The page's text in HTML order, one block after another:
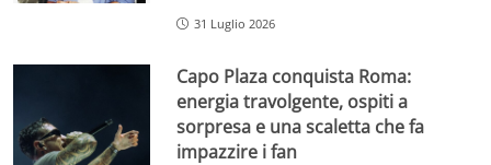
31 Luglio 2026
Capo Plaza conquista Roma:
energia travolgente, ospiti a
sorpresa e una scaletta che fa
impazzire i fan